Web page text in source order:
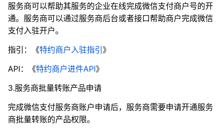
服务商可以帮助其服务的企业在线完成微信支付商户号的开
通。服务商可以通过服务商后台或者接口帮助商户完成微信
支付入驻开户。
指引：《特约商户入驻指引 》
API：《特约商户进件API》
3.服务商批量转账产品申请
完成微信支付服务商账户申请后，服务商需要申请开通服务
商批量转账的产品权限。